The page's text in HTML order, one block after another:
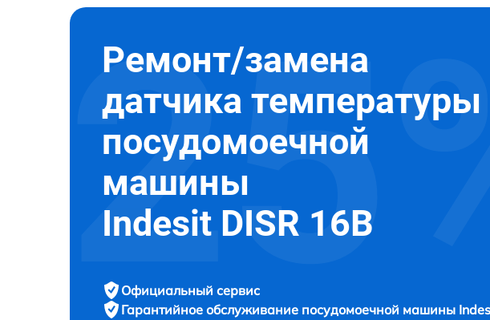
Ремонт/замена
датчика температуры
посудомоечной
машины
Indesit DISR 16B
Официальный сервис
Гарантийное обслуживание посудомоечной машины